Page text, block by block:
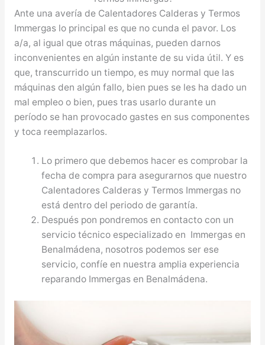
Ante una avería de Calentadores Calderas y Termos
Immergas lo principal es que no cunda el pavor. Los
a/a, al igual que otras máquinas, pueden darnos
inconvenientes en algún instante de su vida útil. Y es
que, transcurrido un tiempo, es muy normal que las
máquinas den algún fallo, bien pues se les ha dado un
mal empleo o bien, pues tras usarlo durante un
período se han provocado gastes en sus componentes
y toca reemplazarlos.
Lo primero que debemos hacer es comprobar la
fecha de compra para asegurarnos que nuestro
Calentadores Calderas y Termos Immergas no
está dentro del periodo de garantía.
Después pon pondremos en contacto con un
servicio técnico especializado en Immergas en
Benalmádena, nosotros podemos ser ese
servicio, confíe en nuestra amplia experiencia
reparando Immergas en Benalmádena.